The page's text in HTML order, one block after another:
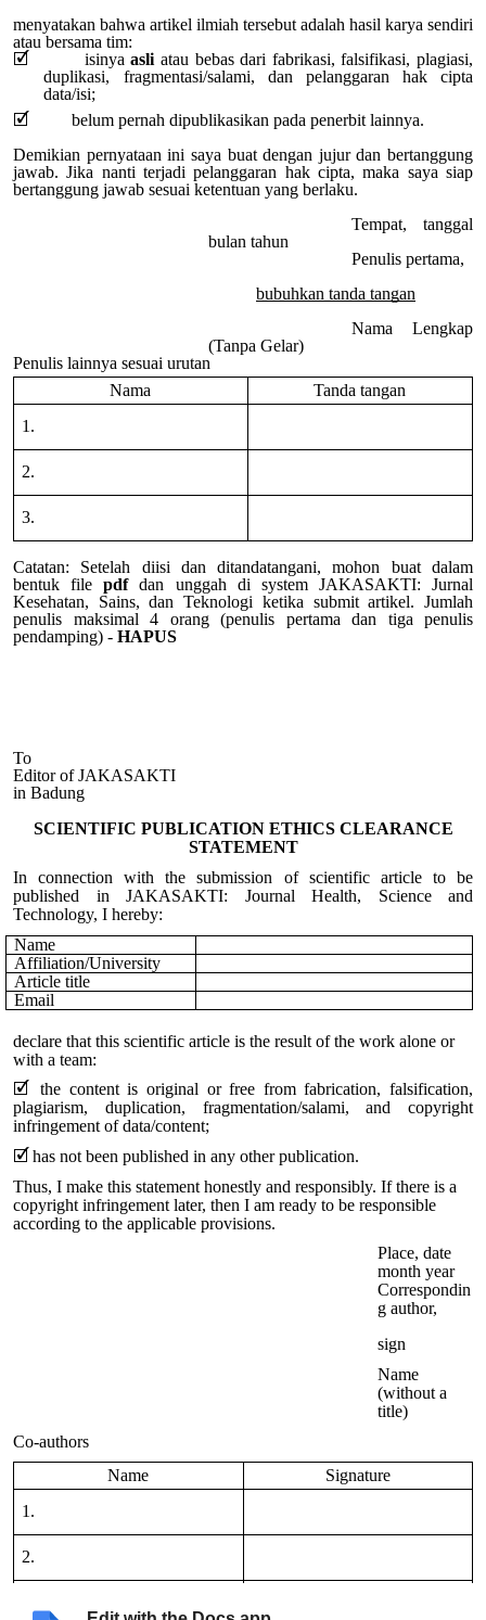
menyatakan bahwa artikel ilmiah tersebut adalah hasil karya sendiri
atau bersama tim:
🗹 isinyaasli atau bebas dari fabrikasi, falsifikasi, plagiasi,
duplikasi, fragmentasi/salami, dan pelanggaran hak cipta
data/isi;
🗹 belum pernah dipublikasikan pada penerbit lainnya.
Demikian pernyataan ini saya buat dengan jujur dan bertanggung
jawab. Jika nanti terjadi pelanggaran hak cipta, maka saya siap
bertanggung jawab sesuai ketentuan yang berlaku.
Tempat, tanggal
bulan tahun
Penulis pertama,
bubuhkan tanda tangan
Nama Lengkap
(Tanpa Gelar)
Penulis lainnya sesuai urutan
Nama
Tanda tangan
1.
2.
3.
Catatan: Setelah diisi dan ditandatangani, mohon buat dalam
bentuk filepdfdan unggah di system JAKASAKTI: Jurnal
Kesehatan, Sains, dan Teknologi ketika submit artikel. Jumlah
penulis maksimal 4 orang (penulis pertama dan tiga penulis
pendamping) - HAPUS
To
Editor of JAKASAKTI
in Badung
SCIENTIFIC PUBLICATION ETHICS CLEARANCE
STATEMENT
In connection with the submission of scientific article to be
published in JAKASAKTI: Journal Health, Science and
Technology, I hereby:
Name
Affiliation/University
Article title
Email
declare that this scientific article is the result of the work alone or
with a team:
🗹 the content is original or free from fabrication, falsification,
plagiarism, duplication, fragmentation/salami, and copyright
infringement of data/content;
🗹 has not been published in any other publication.
Thus, I make this statement honestly and responsibly. If there is a
copyright infringement later, then I am ready to be responsible
according to the applicable provisions.
Place, date
month year
Correspondin
g author,
sign
Name
(without a
title)
Co-authors
Name
Signature
1.
2.